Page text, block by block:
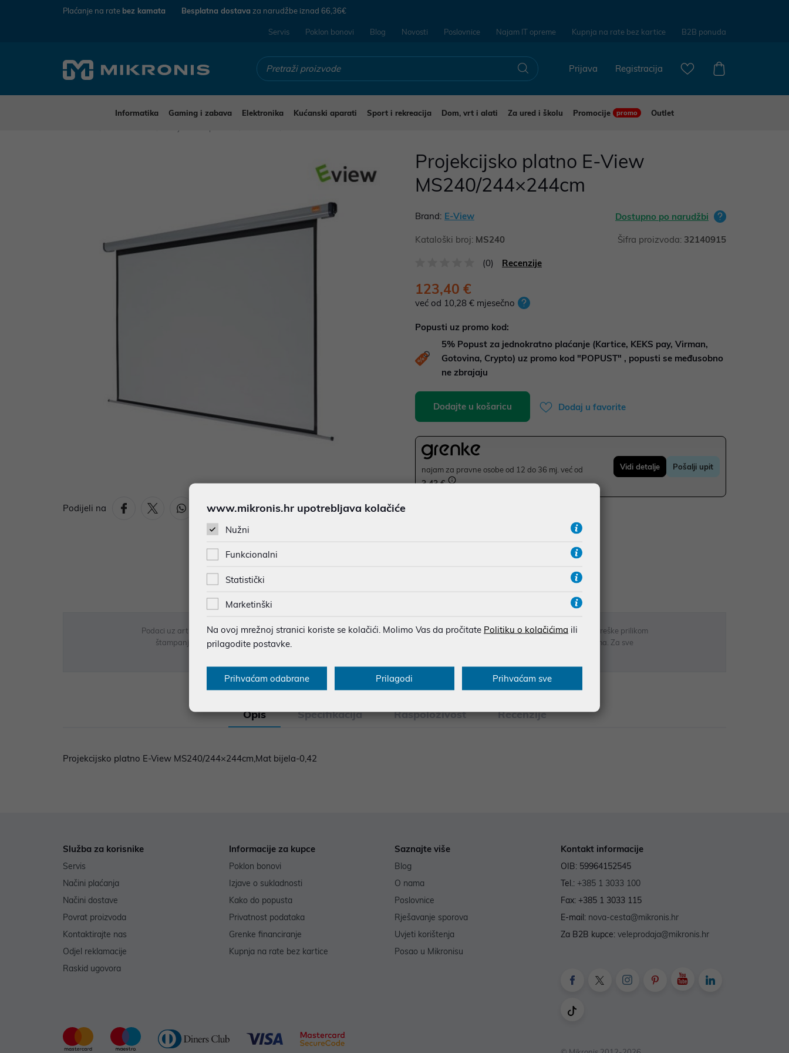
Plaćanje na rate bez kamata Besplatna dostava za narudžbe iznad 66,36€
Servis Poklon bonovi Blog Novosti Poslovnice Najam IT opreme Kupnja na rate bez kartice B2B ponuda
Registracija
Prijava
Informatika Gaming i zabava Elektronika Kućanski aparati Sport i rekreacija Dom, vrt i alati Za ured i školu Promocije promo
Outlet
Podijeli na Ispiši proizvod
Projekcijsko platno E-View
MS240/244×244cm
Brand: E-View Dostupno po narudžbi
Kataloški broj: MS240 Šifra proizvoda: 32140915
(0) Recenzije
123,40 €
već od 10,28 € mjesečno
Popusti uz promo kod:
5% Popust za jednokratno plaćanje (Kartice, KEKS pay, Virman,
Gotovina, Crypto) uz promo kod "POPUST" , popusti se međusobno
ne zbrajaju
Dodajte u košaricu Dodaj u favorite
najam za pravne osobe od 12 do 36 mj. već od
3,43 €
Vidi detalje Pošalji upit
BESPLATNA DOSTAVA ZA NARUDŽBE IZNAD 66,36€
Podaci uz artikle su prezentirani u dobroj namjeri. Mikronis d.o.o. ne odgovara za eventualne pogreške nastale u opisu proizvoda, greške prilikom
štampanja te promjene u dostupnosti i cijene. Slike artikala su ilustrativne prirode te ne moraju u potpunosti odgovarati artiklima. Za sve
Opis Specifikacija Raspoloživost Recenzije
Projekcijsko platno E-View MS240/244×244cm,Mat bijela-0,42
Služba za korisnike
Servis
Načini plaćanja
Načini dostave
Povrat proizvoda
Kontaktirajte nas
Odjel reklamacije
Raskid ugovora
Informacije za kupce
Poklon bonovi
Izjave o sukladnosti
Kako do popusta
Privatnost podataka
Grenke financiranje
Kupnja na rate bez kartice
Saznajte više
Blog
O nama
Poslovnice
Rješavanje sporova
Uvjeti korištenja
Posao u Mikronisu
Kontakt informacije
OIB: 59964152545
Tel.: +385 1 3033 100
Fax: +385 1 3033 115
E-mail: nova-cesta@mikronis.hr
Za B2B kupce: veleprodaja@mikronis.hr
www.mikronis.hr upotrebljava kolačiće
Nužni
Funkcionalni
Statistički
Marketinški
Na ovoj mrežnoj stranici koriste se kolačići. Molimo Vas da pročitate Politiku o kolačićima ili
prilagodite postavke.
Prihvaćam odabrane Prilagodi Prihvaćam sve